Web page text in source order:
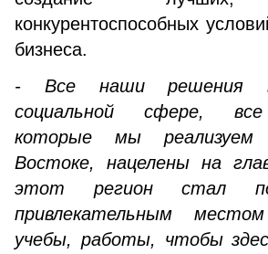
конкурентоспособных
бизнеса.
- Все наши решения в
социальной сфере,
которые мы
Востоке, нацелены на
этот регион стал по-
привлекательным
учебы, работы, чтобы